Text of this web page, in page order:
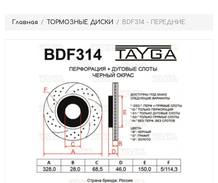
Главная ТОРМОЗНЫЕ ДИСКИ BDF314 - ПЕРЕДНИЕ